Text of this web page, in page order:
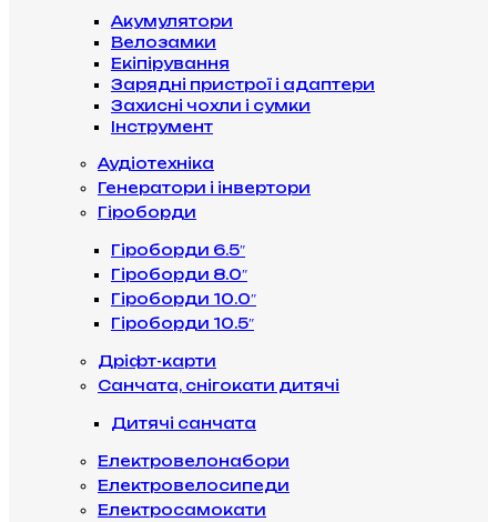
Акумулятори
Велозамки
Екіпірування
Зарядні пристрої і адаптери
Захисні чохли і сумки
Інструмент
Аудіотехніка
Генератори і інвертори
Гіроборди
Гіроборди 6.5″
Гіроборди 8.0″
Гіроборди 10.0″
Гіроборди 10.5″
Дріфт-карти
Санчата, снігокати дитячі
Дитячі санчата
Електровелонабори
Електровелосипеди
Електросамокати